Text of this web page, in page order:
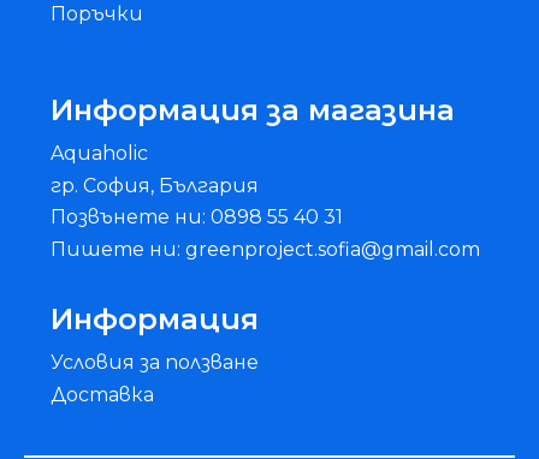
Поръчки
Информация за магазина
Aquaholic
гр. София, България
Позвънете ни: 0898 55 40 31
Пишете ни: greenproject.sofia@gmail.com
Информация
Условия за ползване
Доставка